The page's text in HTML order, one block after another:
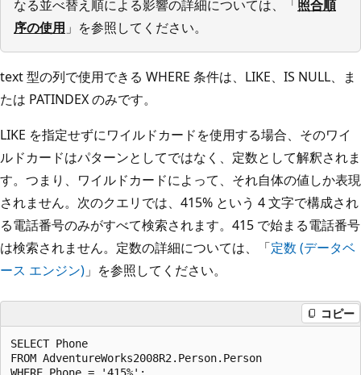
なる並べ替え順による影響の詳細については、「 照合順
序の使用 」を参照してください。
text 型の列で使用できる WHERE 条件は、LIKE、IS NULL、ま
たは PATINDEX のみです。
LIKE を指定せずにワイルドカードを使用する場合、そのワイ
ルドカードはパターンとしてではなく、定数として解釈されま
す。つまり、ワイルドカードによって、それ自体の値しか表現
されません。次のクエリでは、415% という 4 文字で構成され
る電話番号のみがすべて検索されます。415 で始まる電話番号
は検索されません。定数の詳細については、「定数 (データベ
ース エンジン) 」を参照してください。
コピー
SELECT Phone
FROM AdventureWorks2008R2.Person.Person